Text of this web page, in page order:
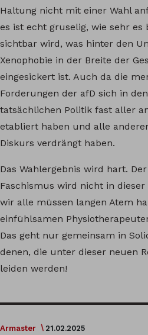
Haltung nicht mit einer Wahl
es ist echt gruselig, wie sehr es
sichtbar wird, was hinter den
Xenophobie in der Breite der
eingesickert ist. Auch da die
Forderungen der afD sich in
tatsächlichen Politik fast aller
etabliert haben und alle
Diskurs verdrängt haben.
Das Wahlergebnis wird hart.
Faschismus wird nicht in dieser
wir alle müssen langen Atem
einfühlsamen
Das geht nur gemeinsam in
denen, die unter dieser neuen
leiden werden!
Armaster 21.02.2025